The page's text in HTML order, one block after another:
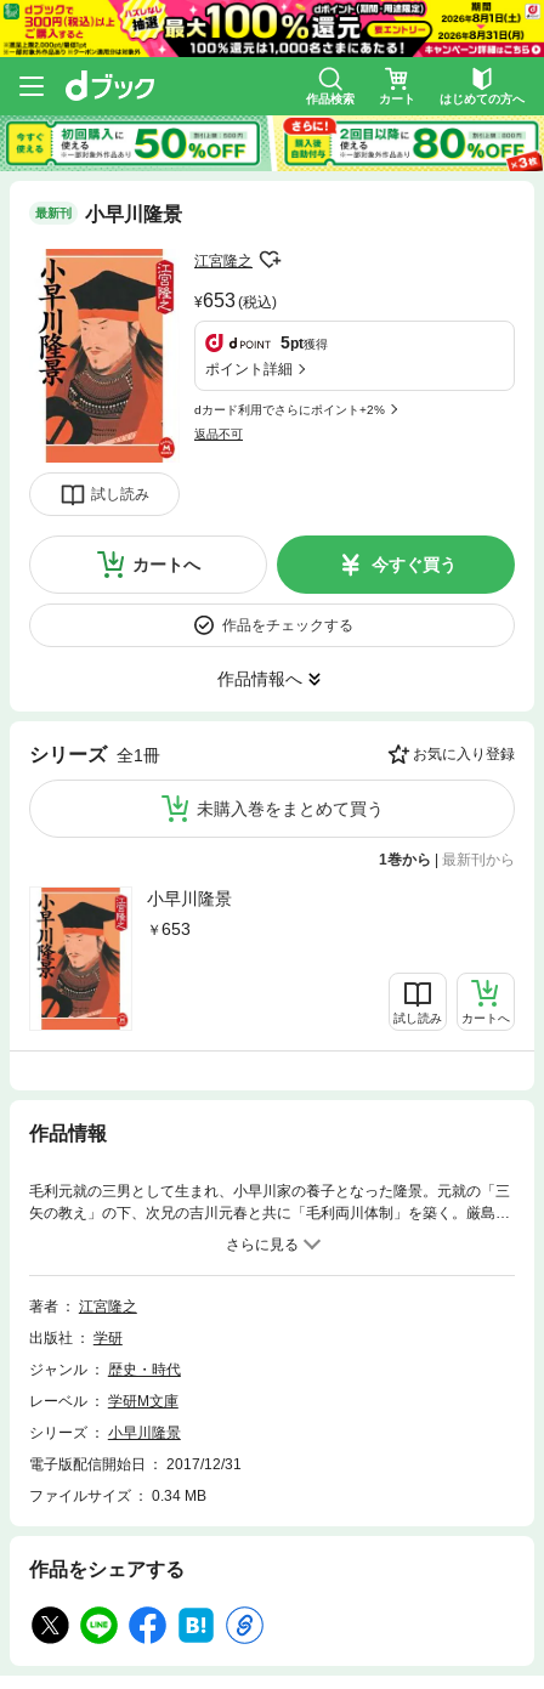
作品検索 カート はじめての方へ
最新刊 小早川隆景
試し読み
江宮隆之
653(税込)
5pt獲得
ポイント詳細
dカード利用でさらにポイント+2%
返品不可
カートへ 今すぐ買う
作品をチェックする
作品情報へ
シリーズ 全1冊 お気に入り登録
未購入巻をまとめて買う
1巻から | 最新刊から
小早川隆景
653
試し読み カートへ
作品情報
毛利元就の三男として生まれ、小早川家の養子となった隆景。元就の「三
矢の教え」の下、次兄の吉川元春と共に「毛利両川体制」を築く。厳島合
戦で水軍を率いる武勇だけでなく、豊臣政権と太いパイプを築くなど政治
的な面からも毛利を支え続けた知将の生涯。
著者
江宮隆之
出版社
学研
ジャンル
歴史・時代
レーベル
学研M文庫
シリーズ
小早川隆景
電子版配信開始日
2017/12/31
ファイルサイズ
0.34 MB
作品をシェアする